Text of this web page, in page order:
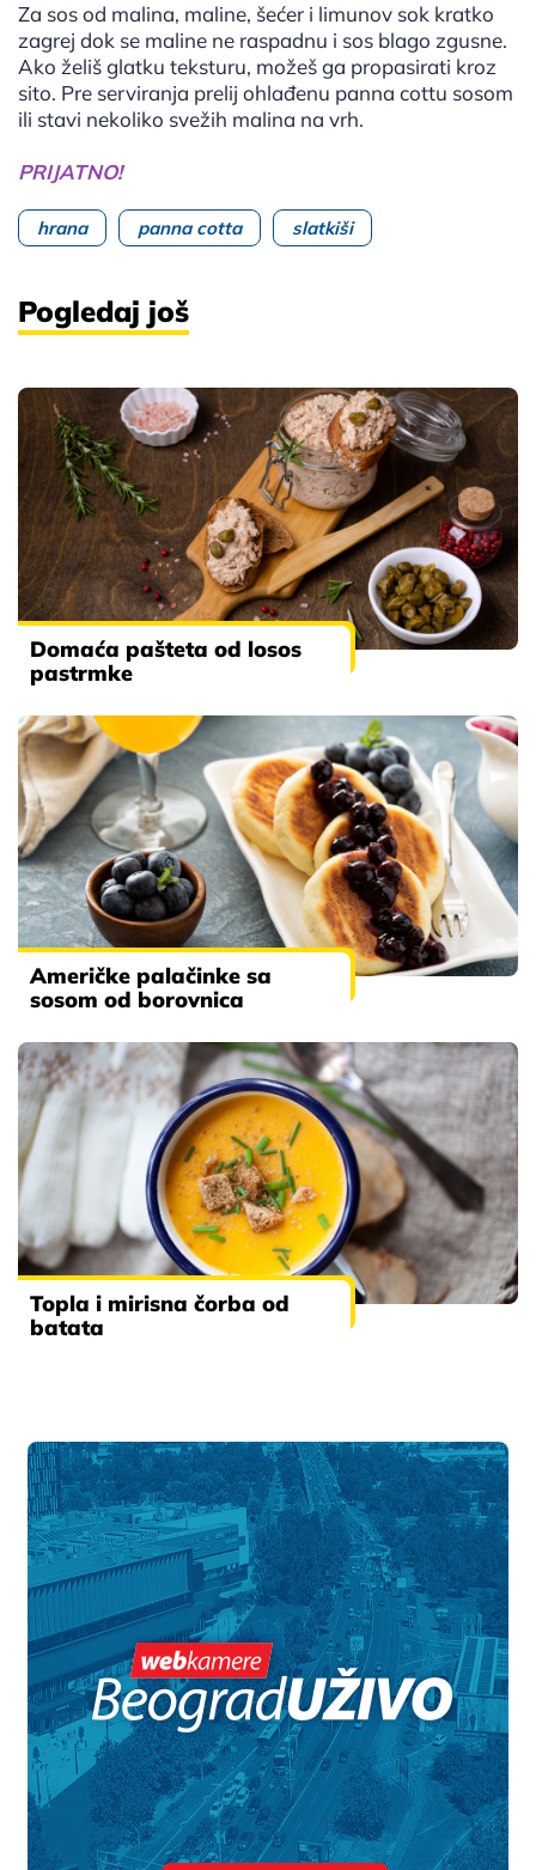
Za sos od malina, maline, šećer i limunov sok kratko
zagrej dok se maline ne raspadnu i sos blago zgusne.
Ako želiš glatku teksturu, možeš ga propasirati kroz
sito. Pre serviranja prelij ohlađenu panna cottu sosom
ili stavi nekoliko svežih malina na vrh.
PRIJATNO!
hrana panna cotta slatkiši
Pogledaj još
Domaća pašteta od losos
pastrmke
Američke palačinke sa
sosom od borovnica
Topla i mirisna čorba od
batata